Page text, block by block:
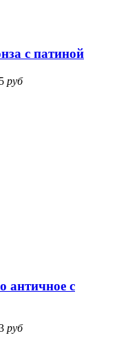
с патиной
руб
с
руб